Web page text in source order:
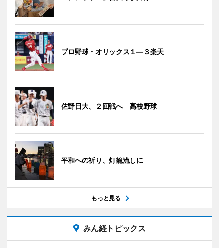
プロ野球・オリックス１―３楽天
佐野日大、２回戦へ 高校野球
平和への祈り、灯籠流しに
もっと見る
みん経トピックス